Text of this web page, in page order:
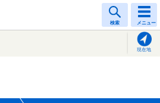
検索 メニュー
現在地